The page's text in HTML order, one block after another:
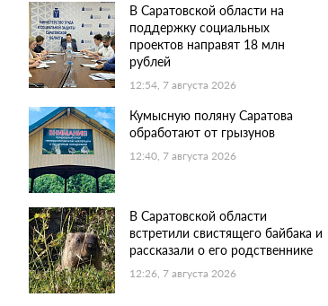
В Саратовской области на
поддержку социальных
проектов направят 18 млн
рублей
12:54, 7 августа 2026
Кумысную поляну Саратова
обработают от грызунов
12:40, 7 августа 2026
В Саратовской области
встретили свистящего байбака и
рассказали о его родственнике
12:26, 7 августа 2026